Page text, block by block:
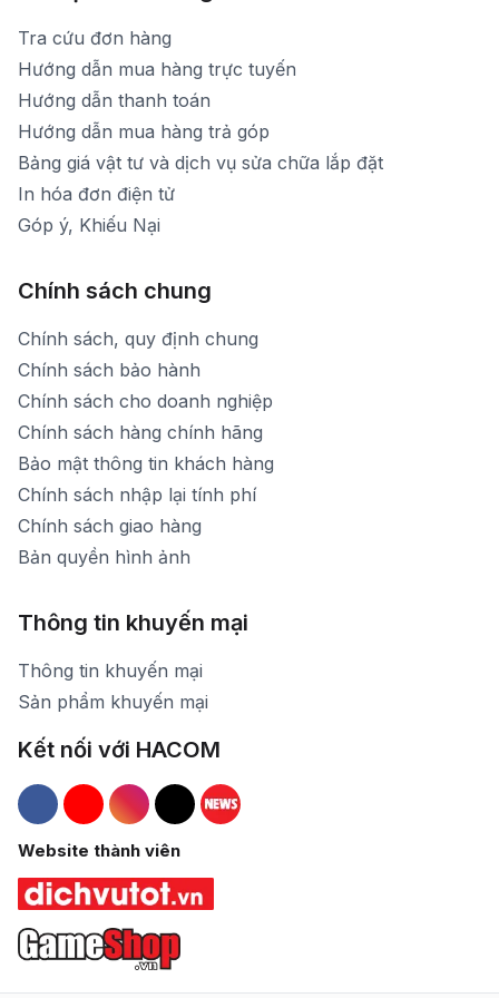
Tra cứu đơn hàng
Hướng dẫn mua hàng trực tuyến
Hướng dẫn thanh toán
Hướng dẫn mua hàng trả góp
Bảng giá vật tư và dịch vụ sửa chữa lắp đặt
In hóa đơn điện tử
Góp ý, Khiếu Nại
Chính sách chung
Chính sách, quy định chung
Chính sách bảo hành
Chính sách cho doanh nghiệp
Chính sách hàng chính hãng
Bảo mật thông tin khách hàng
Chính sách nhập lại tính phí
Chính sách giao hàng
Bản quyền hình ảnh
Thông tin khuyến mại
Thông tin khuyến mại
Sản phẩm khuyến mại
Kết nối với HACOM
Hacom Facebook
Hacom YouTube
Hacom Instagram
Hacom TikTok
Website thành viên